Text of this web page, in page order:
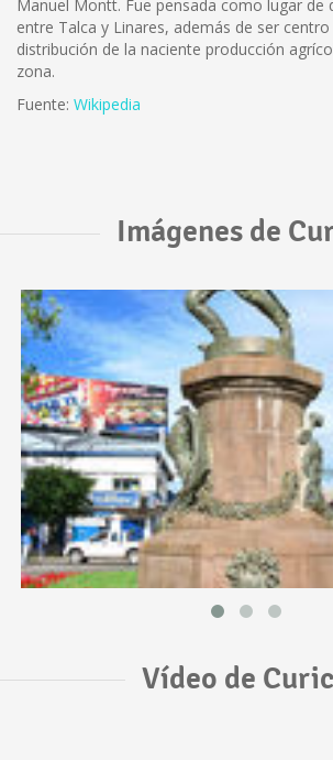
Manuel Montt. Fue pensada como lugar de
entre Talca y Linares, además de ser
distribución de la naciente producción
zona.
Fuente: Wikipedia
Imágenes de
Vídeo de